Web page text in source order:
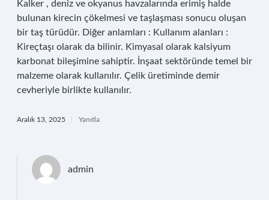
Kalker , deniz ve okyanus havzalarında erimiş halde
bulunan kirecin çökelmesi ve taşlaşması sonucu oluşan
bir taş türüdür. Diğer anlamları : Kullanım alanları :
Kireçtaşı olarak da bilinir. Kimyasal olarak kalsiyum
karbonat bileşimine sahiptir. İnşaat sektöründe temel bir
malzeme olarak kullanılır. Çelik üretiminde demir
cevheriyle birlikte kullanılır.
Aralık 13, 2025 Yanıtla
admin